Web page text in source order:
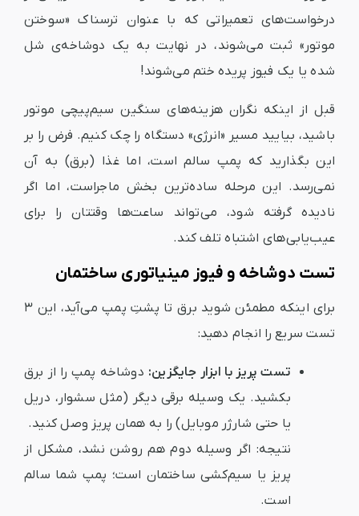
درخواست‌های تعمیراتی که با عنوان ترسناک «سوختن
موتور» ثبت می‌شوند، در نهایت به یک دوشاخه‌ی شل
شده یا یک فیوز پریده ختم می‌شوند!
قبل از اینکه نگران هزینه‌های سنگین سیم‌پیچی موتور
باشید، بیایید مسیر «انرژی» دستگاه را چک کنیم. فرض را بر
این بگذارید که پمپ سالم است، اما غذا (برق) به آن
نمی‌رسد. این مرحله ساده‌ترین بخش ماجراست، اما اگر
نادیده گرفته شود، می‌تواند ساعت‌ها وقتتان را برای
عیب‌یابی‌های اشتباه تلف کند.
تست دوشاخه و فیوز مینیاتوری ساختمان
برای اینکه مطمئن شوید برق تا پشتِ پمپ می‌آید، این ۳
تست سریع را انجام دهید:
تست پریز با ابزار جایگزین: دوشاخه پمپ را از برق
بکشید. یک وسیله برقی دیگر (مثل سشوار، دریل
یا حتی شارژر موبایل) را به همان پریز وصل کنید.
نتیجه: اگر وسیله دوم هم روشن نشد، مشکل از
پریز یا سیم‌کشی ساختمان است؛ پمپ شما سالم
است.